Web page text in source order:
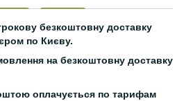
безкоштовну доставку
по Києву.
на безкоштовну доставку
оплачується по тарифам